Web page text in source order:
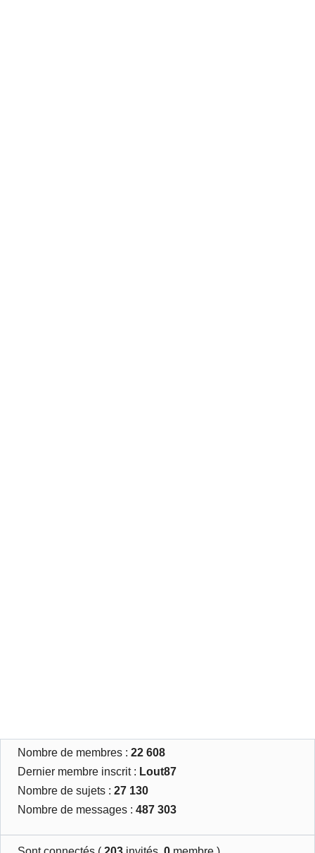
Nombre de membres :22 608
Dernier membre inscrit : Lout87
Nombre de sujets :27 130
Nombre de messages :487 303